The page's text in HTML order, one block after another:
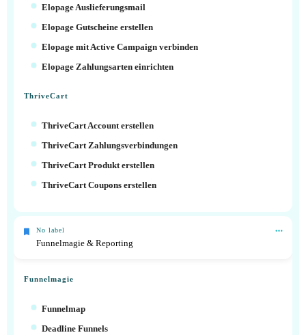
Elopage Auslieferungsmail
Elopage Gutscheine erstellen
Elopage mit Active Campaign verbinden
Elopage Zahlungsarten einrichten
ThriveCart
ThriveCart Account erstellen
ThriveCart Zahlungsverbindungen
ThriveCart Produkt erstellen
ThriveCart Coupons erstellen
No label
Funnelmagie & Reporting
Funnelmagie
Funnelmap
Deadline Funnels